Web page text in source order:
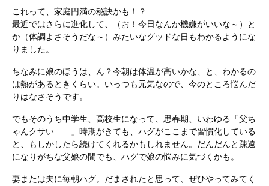
これって、家庭円満の秘訣かも！？
最近ではさらに進化して、（お！今日なんか機嫌がいいな～）と
か（体調よさそうだな～）みたいなグッドな日もわかるようにな
りました。
ちなみに娘のほうは、ん？今朝は体温が高いかな、と、わかるの
は熱があるときくらい。いっつも元気なので、今のところ悩んだ
りはなさそうです。
でもそのうち中学生、高校生になって、思春期、いわゆる「父ち
ゃんクサい……」時期がきても、ハグがここまで習慣化している
と、もしかしたら続けてくれるかもしれません。だんだんと疎遠
になりがちな父娘の間でも、ハグで娘の悩みに気づくかも。
妻または夫に毎朝ハグ。だまされたと思って、ぜひやってみてく